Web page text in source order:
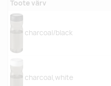
Toote värv
charcoal/black
charcoal,white